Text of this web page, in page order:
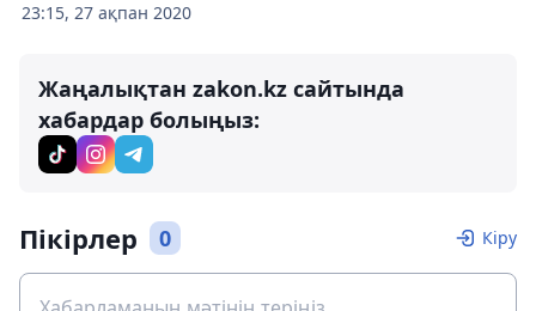
23:15, 27 ақпан 2020
Жаңалықтан zakon.kz сайтында
хабардар болыңыз:
Пікірлер 0 Кіру